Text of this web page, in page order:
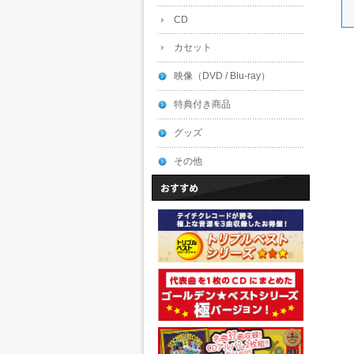
CD
カセット
映像（DVD / Blu-ray）
特典付き商品
グッズ
その他